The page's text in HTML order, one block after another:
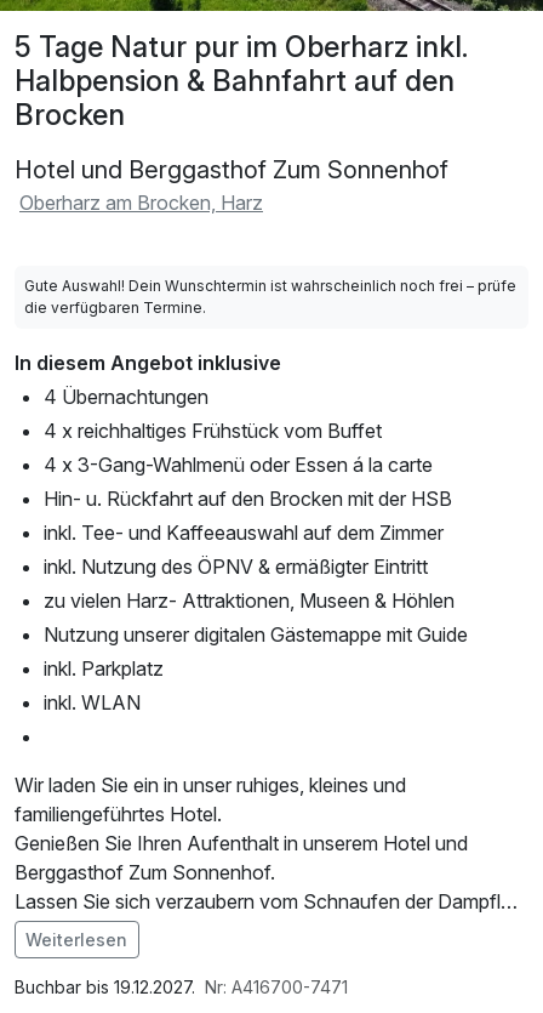
5 Tage Natur pur im Oberharz inkl.
Halbpension & Bahnfahrt auf den
Brocken
Hotel und Berggasthof Zum Sonnenhof
Oberharz am Brocken, Harz
Gute Auswahl! Dein Wunschtermin ist wahrscheinlich noch frei – prüfe
die verfügbaren Termine.
In diesem Angebot inklusive
4 Übernachtungen
4 x reichhaltiges Frühstück vom Buffet
4 x 3-Gang-Wahlmenü oder Essen á la carte
Hin- u. Rückfahrt auf den Brocken mit der HSB
inkl. Tee- und Kaffeeauswahl auf dem Zimmer
inkl. Nutzung des ÖPNV & ermäßigter Eintritt
zu vielen Harz- Attraktionen, Museen & Höhlen
Nutzung unserer digitalen Gästemappe mit Guide
inkl. Parkplatz
inkl. WLAN
Wir laden Sie ein in unser ruhiges, kleines und
familiengeführtes Hotel.
Genießen Sie Ihren Aufenthalt in unserem Hotel und
Berggasthof Zum Sonnenhof.
Lassen Sie sich verzaubern vom Schnaufen der Dampflok,
die direkt vor dem Hotel fährt und
starten Sie Ihre Tagestour zum Brocken direkt vom
Bahnhof Sorge!
Im Angebot enthalten
1 Flasche Mineralwasser, Saunatuch, Parkplatz, Nutzung
Weiterlesen
Buchbar bis 19.12.2027. Nr: A416700-7471